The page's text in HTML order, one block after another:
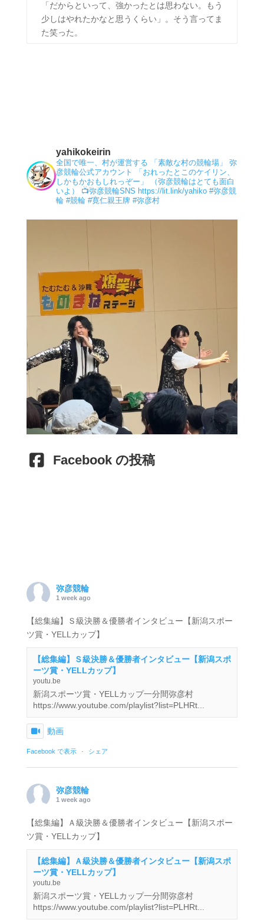
「だからといって、強かったとは思わない。もう
少しはやれたかなと思うくらい」。そう言ってま
た笑った。
yahikokeirin
全国で唯一、村が運営する 「素敵な村の競輪場」 弥
彦競輪公式アカウント 「おれったとこのケイリン、
しかもかおもしれっぞー」 （弥彦競輪はとても面白
いよ） 📺弥彦競輪SNS https://lit.link/yahiko #弥彦競
輪 #競輪 #寛仁親王牌#弥彦村
Facebook の投稿
弥彦競輪
1 week ago
【総集編】Ｓ級決勝＆優勝者インタビュー【新潟スポー
ツ賞・YELLカップ】
【総集編】Ｓ級決勝＆優勝者インタビュー【新潟スポ
ーツ賞・YELLカップ】
youtu.be
新潟スポーツ賞・YELLカップ一分間弥彦村
https://www.youtube.com/playlist?list=PLHRt...
動画
Facebook で表示 · シェア
弥彦競輪
1 week ago
【総集編】Ａ級決勝＆優勝者インタビュー【新潟スポー
ツ賞・YELLカップ】
【総集編】Ａ級決勝＆優勝者インタビュー【新潟スポ
ーツ賞・YELLカップ】
youtu.be
新潟スポーツ賞・YELLカップ一分間弥彦村
https://www.youtube.com/playlist?list=PLHRt...